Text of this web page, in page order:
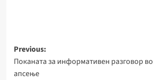
Post
navigation
Previous:
Поканата за информативен разговор
апсење